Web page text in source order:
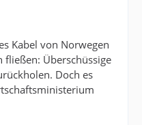
Kabel von Norwegen
fließen: Überschüssige
Doch es